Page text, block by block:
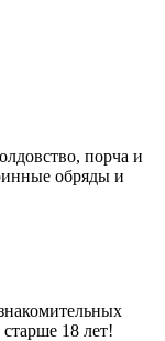
порча и
обряды и
18 лет!